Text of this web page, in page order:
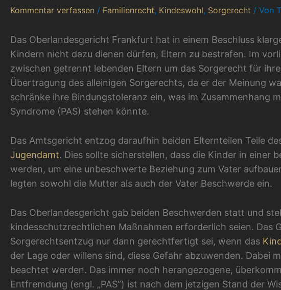
Kommentar verfassen / Familienrecht, Kindeswohl, Sorgerecht / Von
Das Oberlandesgericht Frankfurt hat in einem Beschluss
Kindern nicht dazu dienen dürfen, Eltern zu bestrafen. Im
zwischen getrennt lebenden Eltern um das Sorgerecht für
Übertragung des alleinigen Sorgerechts, da er der Meinung
schränke ihre Bindungstoleranz ein, was im Zusammenhang
Syndrome (PAS) stehen könnte.
Das Amtsgericht entzog daraufhin beiden Elternteilen Teile
Jugendamt. Dies sollte sicherstellen, dass die Kinder in einer
werden, um eine unbeschwerte Beziehung zum Vater
legten sowohl die Mutter als auch der Vater Beschwerde ein.
Das Oberlandesgericht gab beiden Beschwerden statt und
kindesschutzrechtlichen Maßnahmen erforderlich seien. Das
Sorgerechtsentzug nur dann gerechtfertigt sei, wenn das
der Lage oder willens sind, diese Gefahr abzuwenden. Dabei
beachtet werden. Das immer noch herangezogene,
Entfremdung (engl. „PAS“) ist nach dem jetzigen Stand der